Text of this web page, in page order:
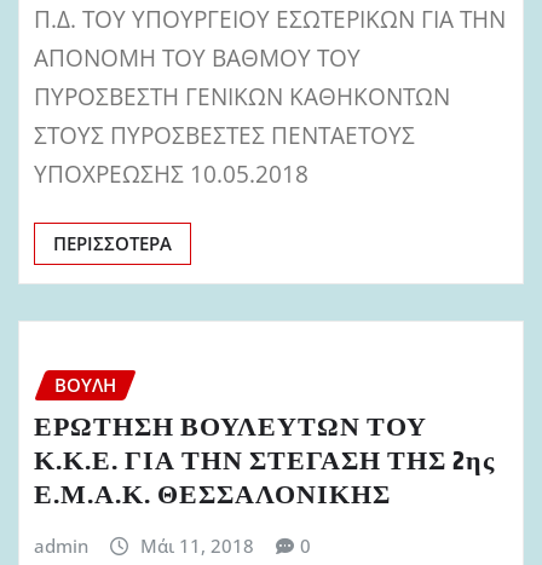
Π.Δ. ΤΟΥ ΥΠΟΥΡΓΕΙΟΥ ΕΣΩΤΕΡΙΚΩΝ ΓΙΑ ΤΗΝ
ΑΠΟΝΟΜΗ ΤΟΥ ΒΑΘΜΟΥ ΤΟΥ
ΠΥΡΟΣΒΕΣΤΗ ΓΕΝΙΚΩΝ ΚΑΘΗΚΟΝΤΩΝ
ΣΤΟΥΣ ΠΥΡΟΣΒΕΣΤΕΣ ΠΕΝΤΑΕΤΟΥΣ
ΥΠΟΧΡΕΩΣΗΣ 10.05.2018
ΠΕΡΙΣΣΌΤΕΡΑ
ΒΟΥΛΉ
ΕΡΩΤΗΣΗ ΒΟΥΛΕΥΤΩΝ ΤΟΥ
Κ.Κ.Ε. ΓΙΑ ΤΗΝ ΣΤΕΓΑΣΗ ΤΗΣ 2ης
Ε.Μ.Α.Κ. ΘΕΣΣΑΛΟΝΙΚΗΣ
admin Μάι 11, 2018 0